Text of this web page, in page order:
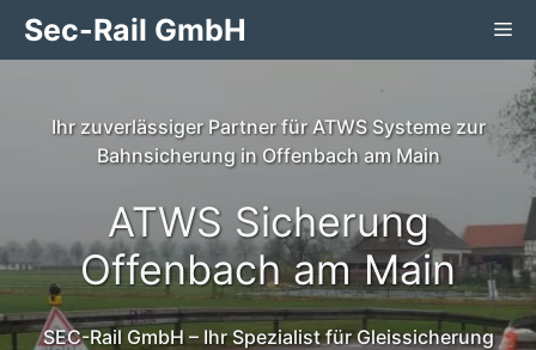
Zum
InhaltSec-Rail GmbH
Ihr zuverlässiger Partner für ATWS Systeme zur
Bahnsicherung in Offenbach am Main
ATWS Sicherung
Offenbach am Main
SEC-Rail GmbH – Ihr Spezialist für Gleissicherung